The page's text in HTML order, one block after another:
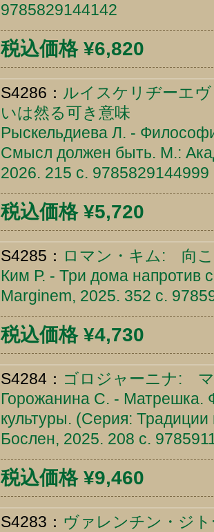
9785829144142
税込価格 ¥6,820
S4286： ルイスケリヂーエ
いは然る可き意味
Рыскельдиева Л. -
Смысл должен быть. М.:
2026. 215 c. 9785829144999
税込価格 ¥5,720
S4285： ロマン・キム: 向
Ким Р. - Три дома напротив
Marginem, 2025. 352 c.
税込価格 ¥4,730
S4284： ゴロジャーニナ:
Горожанина С. - Матрешка.
культуры. (Серия:
Бослен, 2025. 208 c.
税込価格 ¥9,460
S4283： ヴァレンチン・ジ